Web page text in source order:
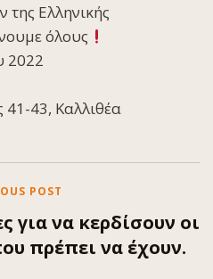
της Ελληνικής
όλους
2022
41-43, Καλλιθέα
POST
για να κερδίσουν οι
πρέπει να έχουν.